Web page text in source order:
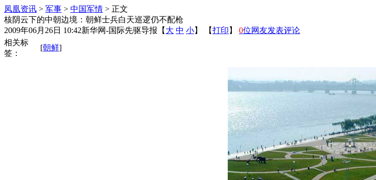
凤凰资讯 > 军事 > 中国军情 > 正文
核阴云下的中朝边境：朝鲜士兵白天巡逻仍不配枪
2009年06月26日 10:42新华网-国际先驱导报 【 大 中 小】 【打印 】 0位网友发表评论
相关标
签：
[朝鲜]